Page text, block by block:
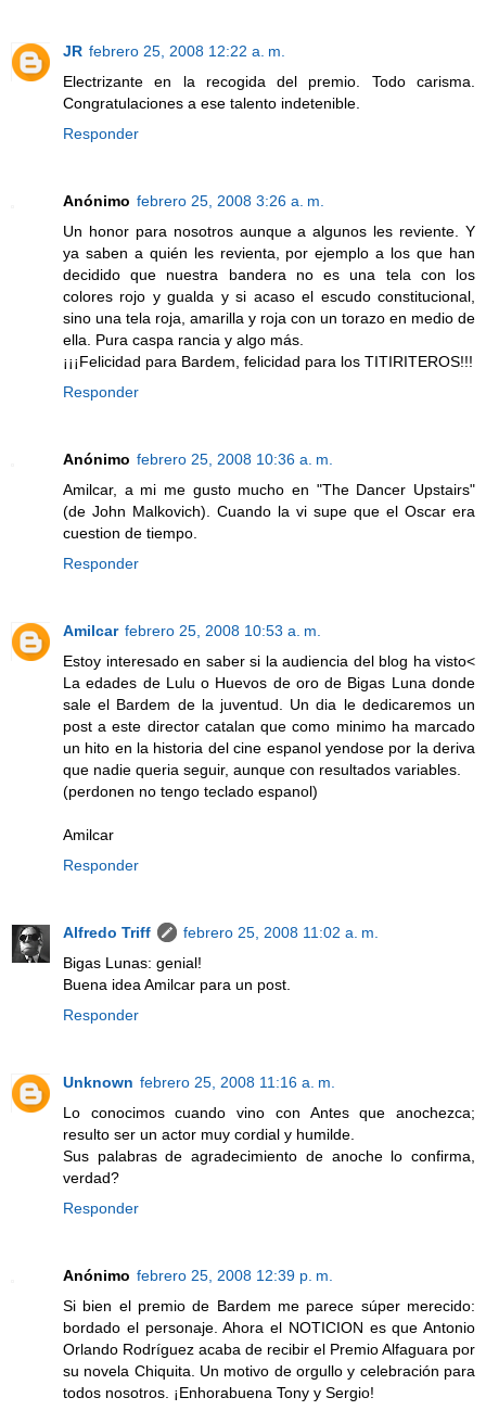
JR febrero 25, 2008 12:22 a. m.
Electrizante en la recogida del premio. Todo carisma.
Congratulaciones a ese talento indetenible.
Responder
Anónimo febrero 25, 2008 3:26 a. m.
Un honor para nosotros aunque a algunos les reviente. Y
ya saben a quién les revienta, por ejemplo a los que han
decidido que nuestra bandera no es una tela con los
colores rojo y gualda y si acaso el escudo constitucional,
sino una tela roja, amarilla y roja con un torazo en medio de
ella. Pura caspa rancia y algo más.
¡¡¡Felicidad para Bardem, felicidad para los TITIRITEROS!!!
Responder
Anónimo febrero 25, 2008 10:36 a. m.
Amilcar, a mi me gusto mucho en "The Dancer Upstairs"
(de John Malkovich). Cuando la vi supe que el Oscar era
cuestion de tiempo.
Responder
Amilcar febrero 25, 2008 10:53 a. m.
Estoy interesado en saber si la audiencia del blog ha visto<
La edades de Lulu o Huevos de oro de Bigas Luna donde
sale el Bardem de la juventud. Un dia le dedicaremos un
post a este director catalan que como minimo ha marcado
un hito en la historia del cine espanol yendose por la deriva
que nadie queria seguir, aunque con resultados variables.
(perdonen no tengo teclado espanol)
Amilcar
Responder
Alfredo Triff
febrero 25, 2008 11:02 a. m.
Bigas Lunas: genial!
Buena idea Amilcar para un post.
Responder
Unknown febrero 25, 2008 11:16 a. m.
Lo conocimos cuando vino con Antes que anochezca;
resulto ser un actor muy cordial y humilde.
Sus palabras de agradecimiento de anoche lo confirma,
verdad?
Responder
Anónimo febrero 25, 2008 12:39 p. m.
Si bien el premio de Bardem me parece súper merecido:
bordado el personaje. Ahora el NOTICION es que Antonio
Orlando Rodríguez acaba de recibir el Premio Alfaguara por
su novela Chiquita. Un motivo de orgullo y celebración para
todos nosotros. ¡Enhorabuena Tony y Sergio!